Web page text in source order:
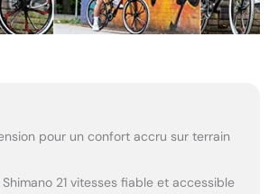
pour un confort accru sur terrain
21 vitesses fiable et accessible